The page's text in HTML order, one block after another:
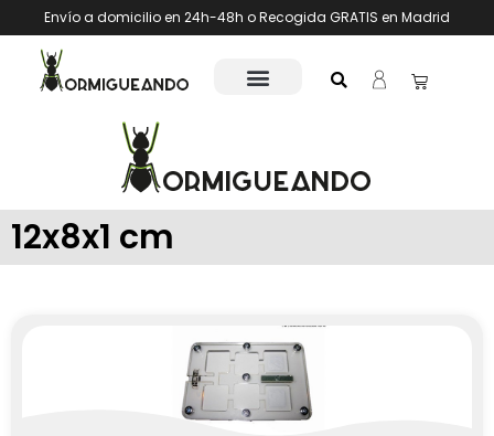
Envío a domicilio en 24h-48h o Recogida GRATIS en Madrid
12x8x1 cm